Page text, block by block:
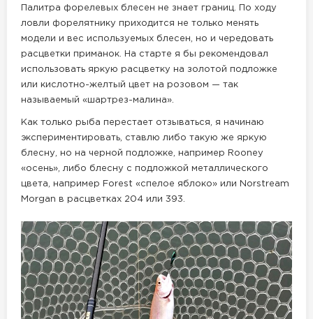
Палитра форелевых блесен не знает границ. По ходу
ловли форелятнику приходится не только менять
модели и вес используемых блесен, но и чередовать
расцветки приманок. На старте я бы рекомендовал
использовать яркую расцветку на золотой подложке
или кислотно-желтый цвет на розовом — так
называемый «шартрез-малина».
Как только рыба перестает отзываться, я начинаю
экспериментировать, ставлю либо такую же яркую
блесну, но на черной подложке, например Rooney
«осень», либо блесну с подложкой металлического
цвета, например Forest «спелое яблоко» или Norstream
Morgan в расцветках 204 или 393.